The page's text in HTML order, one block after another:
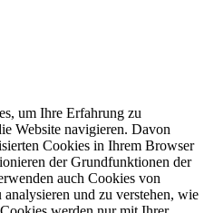
um Ihre Erfahrung zu
Website navigieren. Davon
Cookies in Ihrem Browser
der Grundfunktionen der
auch Cookies von
und zu verstehen, wie